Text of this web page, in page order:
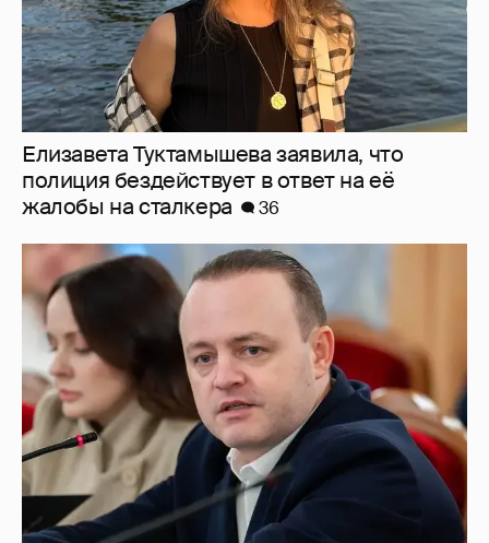
"Плохому кино не поможет отложенная
премьера". Зампред Госдумы Владислав
Даванков осудил создателей "Колобка"
20